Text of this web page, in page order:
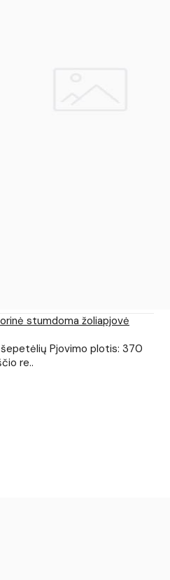
stumdoma žoliapjovė
Pjovimo plotis: 370
re..